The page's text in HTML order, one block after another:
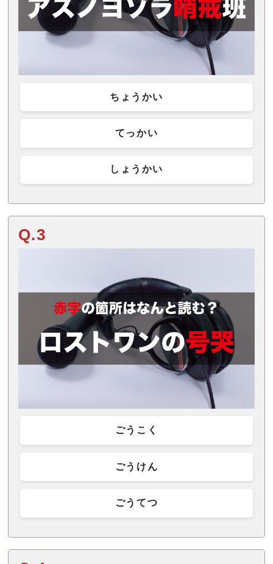
ちょうかい
てっかい
しょうかい
Q.3
ごうこく
ごうけん
ごうてつ